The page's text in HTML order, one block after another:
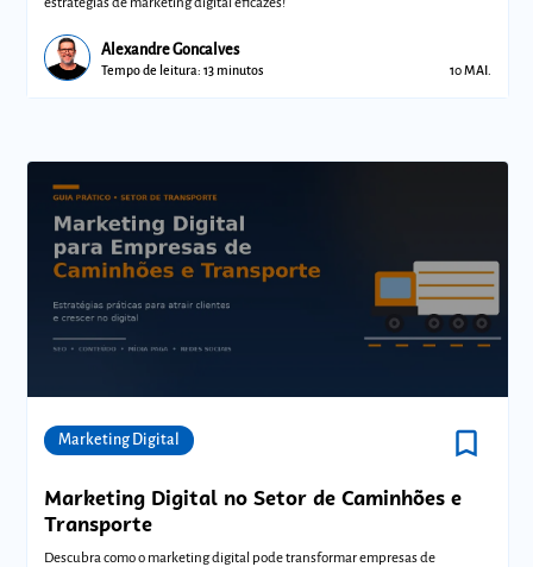
Alexandre Goncalves
Tempo de leitura: 13 minutos 10 MAI.
Marketing Digital bookmark_border
Marketing Digital no Setor de Caminhões e
Transporte
Descubra como o marketing digital pode transformar empresas de